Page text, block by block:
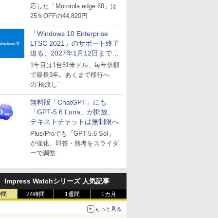
応した「Motorola edge 60」は
25％OFFの44,820円
「Windows 10 Enterprise
LTSC 2021」のサポート終了
迫る、2027年1月12日まで
～ESUは9月1日から販売
1年目は1台61米ドル、毎年倍額
で最長3年。あくまで移行へ
の“橋渡し”
無料版「ChatGPT」にも
「GPT-5.6 Luna」が開放、
テキストチャットは無制限へ
Plus/Proでも「GPT-5.6 Sol」
が強化、即答・熟考をスライダ
ーで調整
Impress Watchシリーズ 人気記事
24時間 1週間 1カ月
もっと見る